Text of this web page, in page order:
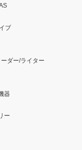
ブ
ダー/ライター
器
ー